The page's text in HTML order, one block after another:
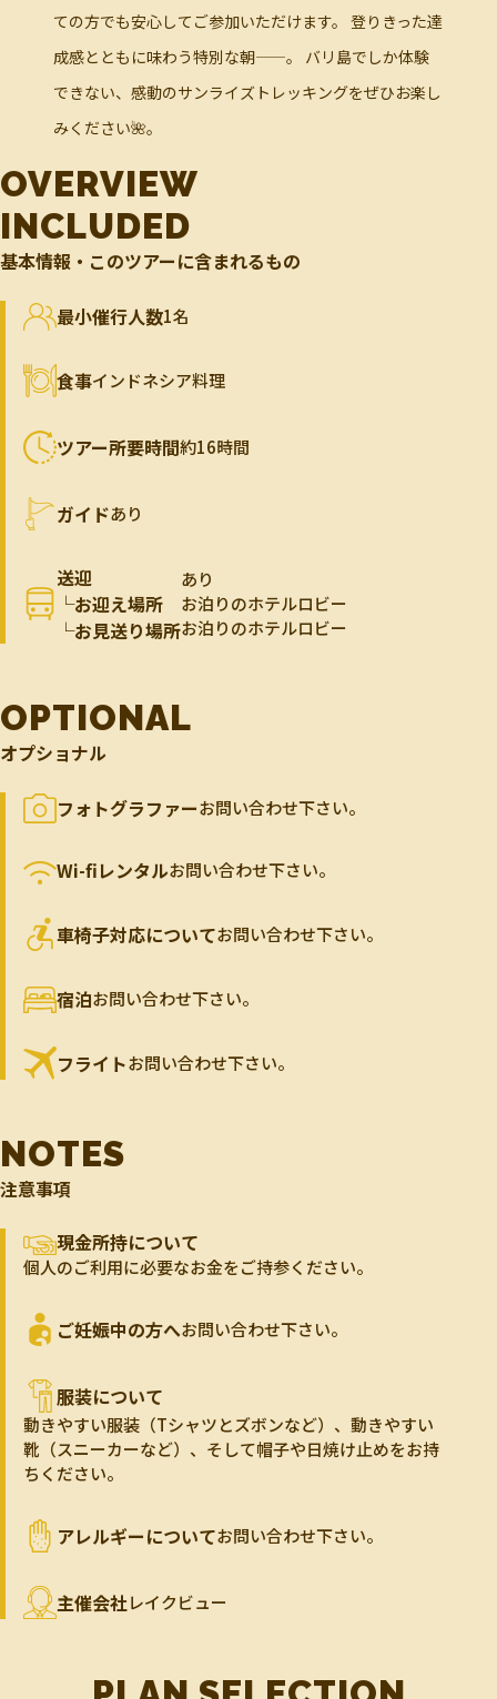
ての方でも安心してご参加いただけます。 登りきった達
成感とともに味わう特別な朝——。 バリ島でしか体験
できない、感動のサンライズトレッキングをぜひお楽し
みください🌺。
OVERVIEW
INCLUDED
基本情報・このツアーに含まれるもの
最小催行人数1名
食事インドネシア料理
ツアー所要時間約16時間
ガイドあり
送迎
└お迎え場所
└お見送り場所
あり
お泊りのホテルロビー
お泊りのホテルロビー
OPTIONAL
オプショナル
フォトグラファーお問い合わせ下さい。
Wi-fiレンタルお問い合わせ下さい。
車椅子対応についてお問い合わせ下さい。
宿泊お問い合わせ下さい。
フライトお問い合わせ下さい。
NOTES
注意事項
現金所持について
個人のご利用に必要なお金をご持参ください。
ご妊娠中の方へお問い合わせ下さい。
服装について
動きやすい服装（Tシャツとズボンなど）、動きやすい
靴（スニーカーなど）、そして帽子や日焼け止めをお持
ちください。
アレルギーについてお問い合わせ下さい。
主催会社レイクビュー